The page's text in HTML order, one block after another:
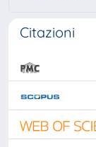
Citazioni